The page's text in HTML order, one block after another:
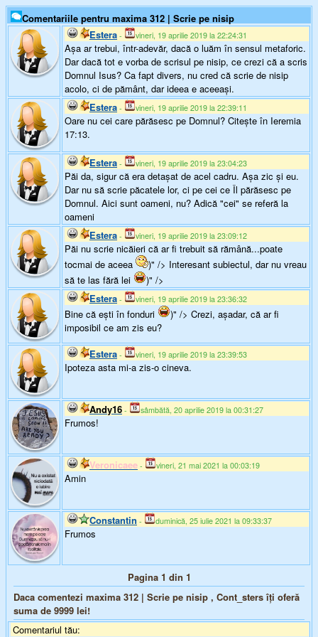
Comentariile pentru maxima 312 | Scrie pe nisip
Estera - vineri, 19 aprilie 2019 la 22:24:31
Aşa ar trebui, într-adevăr, dacă o luăm în sensul metaforic.
Dar dacă tot e vorba de scrisul pe nisip, ce crezi că a scris
Domnul Isus? Ca fapt divers, nu cred că scrie de nisip
acolo, ci de pământ, dar ideea e aceeaşi.
Estera - vineri, 19 aprilie 2019 la 22:39:11
Oare nu cei care părăsesc pe Domnul? Citeşte în Ieremia
17:13.
Estera - vineri, 19 aprilie 2019 la 23:04:23
Păi da, sigur că era detaşat de acel cadru. Aşa zic şi eu.
Dar nu să scrie păcatele lor, ci pe cei ce Îl părăsesc pe
Domnul. Aici sunt oameni, nu? Adică "cei" se referă la
oameni
Estera - vineri, 19 aprilie 2019 la 23:09:12
Păi nu scrie nicăieri că ar fi trebuit să rămână...poate
tocmai de aceea
)" /> Interesant subiectul, dar nu vreau
să te las fără lei
)" />
Estera - vineri, 19 aprilie 2019 la 23:36:32
Bine că eşti în fonduri
)" /> Crezi, aşadar, că ar fi
imposibil ce am zis eu?
Estera - vineri, 19 aprilie 2019 la 23:39:53
Ipoteza asta mi-a zis-o cineva.
Andy16 - sâmbătă, 20 aprilie 2019 la 00:31:27
Frumos!
Veronicaee - vineri, 21 mai 2021 la 00:03:19
Amin
Constantin - duminică, 25 iulie 2021 la 09:33:37
Frumos
Pagina 1 din 1
Daca comentezi maxima 312 | Scrie pe nisip , Cont_sters îți oferă
suma de 9999 lei!
Comentariul tău: